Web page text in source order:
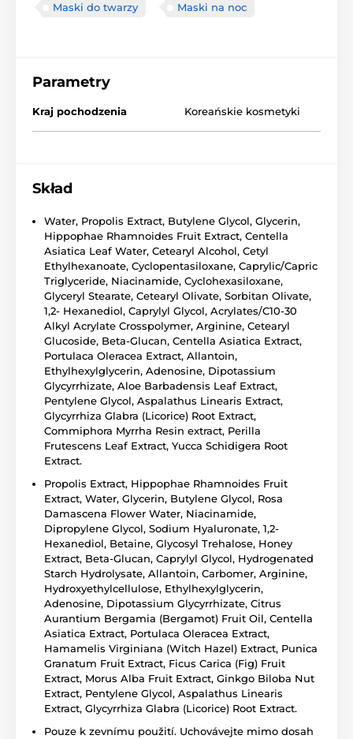
Maski do twarzy Maski na noc
Parametry
Kraj pochodzenia Koreańskie kosmetyki
Skład
Water, Propolis Extract, Butylene Glycol, Glycerin,
Hippophae Rhamnoides Fruit Extract, Centella
Asiatica Leaf Water, Cetearyl Alcohol, Cetyl
Ethylhexanoate, Cyclopentasiloxane, Caprylic/Capric
Triglyceride, Niacinamide, Cyclohexasiloxane,
Glyceryl Stearate, Cetearyl Olivate, Sorbitan Olivate,
1,2- Hexanediol, Caprylyl Glycol, Acrylates/C10-30
Alkyl Acrylate Crosspolymer, Arginine, Cetearyl
Glucoside, Beta-Glucan, Centella Asiatica Extract,
Portulaca Oleracea Extract, Allantoin,
Ethylhexylglycerin, Adenosine, Dipotassium
Glycyrrhizate, Aloe Barbadensis Leaf Extract,
Pentylene Glycol, Aspalathus Linearis Extract,
Glycyrrhiza Glabra (Licorice) Root Extract,
Commiphora Myrrha Resin extract, Perilla
Frutescens Leaf Extract, Yucca Schidigera Root
Extract.
Propolis Extract, Hippophae Rhamnoides Fruit
Extract, Water, Glycerin, Butylene Glycol, Rosa
Damascena Flower Water, Niacinamide,
Dipropylene Glycol, Sodium Hyaluronate, 1,2-
Hexanediol, Betaine, Glycosyl Trehalose, Honey
Extract, Beta-Glucan, Caprylyl Glycol, Hydrogenated
Starch Hydrolysate, Allantoin, Carbomer, Arginine,
Hydroxyethylcellulose, Ethylhexylglycerin,
Adenosine, Dipotassium Glycyrrhizate, Citrus
Aurantium Bergamia (Bergamot) Fruit Oil, Centella
Asiatica Extract, Portulaca Oleracea Extract,
Hamamelis Virginiana (Witch Hazel) Extract, Punica
Granatum Fruit Extract, Ficus Carica (Fig) Fruit
Extract, Morus Alba Fruit Extract, Ginkgo Biloba Nut
Extract, Pentylene Glycol, Aspalathus Linearis
Extract, Glycyrrhiza Glabra (Licorice) Root Extract.
Pouze k zevnímu použití. Uchovávejte mimo dosah